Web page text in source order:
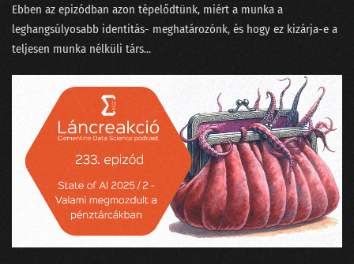
Ebben az epizódban azon tépelődtünk, miért a munka a
leghangsúlyosabb identitás- meghatározónk, és hogy ez kizárja-e a
teljesen munka nélküli társ...